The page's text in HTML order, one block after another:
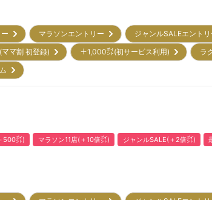
ー マラソンエントリー ジャンルSALEエント
(ママ割 初登録) ＋1,000㌽(初サービス利用) ラ
ム
500㌽) マラソン11店(＋10倍㌽) ジャンルSALE(＋2倍㌽)